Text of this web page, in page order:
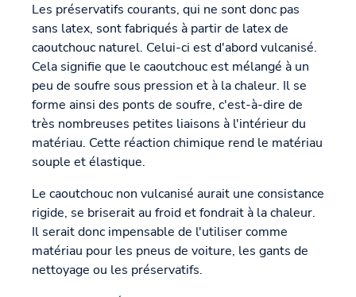
Les préservatifs courants, qui ne sont donc pas
sans latex, sont fabriqués à partir de latex de
caoutchouc naturel. Celui-ci est d'abord vulcanisé.
Cela signifie que le caoutchouc est mélangé à un
peu de soufre sous pression et à la chaleur. Il se
forme ainsi des ponts de soufre, c'est-à-dire de
très nombreuses petites liaisons à l'intérieur du
matériau. Cette réaction chimique rend le matériau
souple et élastique.
Le caoutchouc non vulcanisé aurait une consistance
rigide, se briserait au froid et fondrait à la chaleur.
Il serait donc impensable de l'utiliser comme
matériau pour les pneus de voiture, les gants de
nettoyage ou les préservatifs.